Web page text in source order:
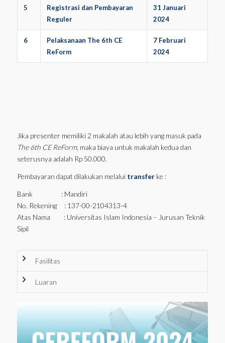
5
Registrasi dan Pembayaran
Reguler
31 Januari
2024
6
Pelaksanaan The 6th CE
ReForm
7 Februari
2024
Jika presenter memiliki 2 makalah atau lebih yang masuk pada
The 6th CE ReForm, maka biaya untuk makalah kedua dan
seterusnya adalah Rp 50.000.
Pembayaran dapat dilakukan melalui transferke :
Bank : Mandiri
No. Rekening : 137-00-2104313-4
Atas Nama : Universitas Islam Indonesia – Jurusan Teknik
Sipil
Fasilitas
Luaran